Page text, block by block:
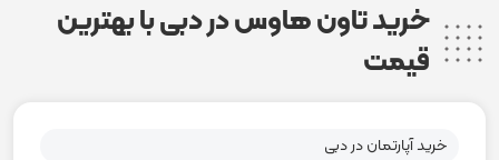
خرید تاون هاوس در دبی با بهترین
قیمت
خرید آپارتمان در دبی